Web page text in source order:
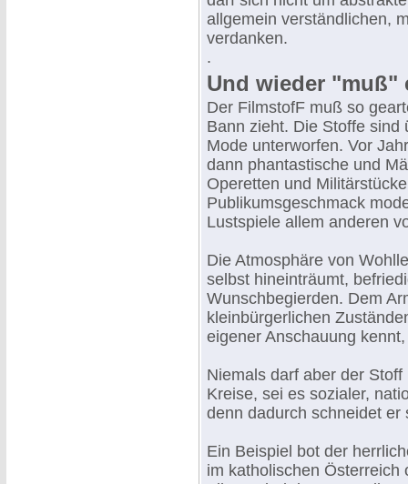
allgemein verständlichen,
verdanken.
.
Und wieder "muß"
Der FilmstofF muß so
Bann zieht. Die Stoffe sind
Mode unterworfen. Vor
dann phantastische und
Operetten und
Publikumsgeschmack
Lustspiele allem anderen
Die Atmosphäre von
selbst hineinträumt,
Wunschbegierden. Dem
kleinbürgerlichen
eigener Anschauung
Niemals darf aber der
Kreise, sei es sozialer,
denn dadurch schneidet
Ein Beispiel bot der
im katholischen Österreich